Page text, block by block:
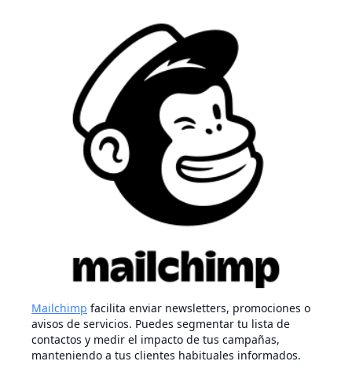
Mailchimp facilita enviar newsletters, promociones o
avisos de servicios. Puedes segmentar tu lista de
contactos y medir el impacto de tus campañas,
manteniendo a tus clientes habituales informados.